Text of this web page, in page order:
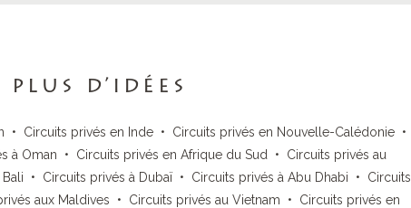
d’idées
• Circuits privés en Inde• Circuits privés en Nouvelle-Calédonie•
à Oman • Circuits privés en Afrique du Sud • Circuits privés au
• Circuits privés à Dubaï • Circuits privés à Abu Dhabi • Circuits
aux Maldives • Circuits privés au Vietnam • Circuits privés en